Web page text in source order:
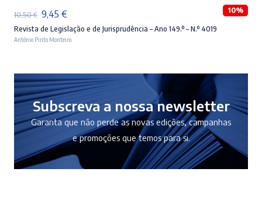
10,50€ O
preço
original
10,50 €.
9,45 €O
preço
atual
9,45 €.
10%
Revista de Legislação e de Jurisprudência – Ano 149.º – N.º 4019
António Pinto Monteiro
Subscreva a nossa newsletter
Garanta que não perde as novas edições, campanhas
e promoções que temos para si.